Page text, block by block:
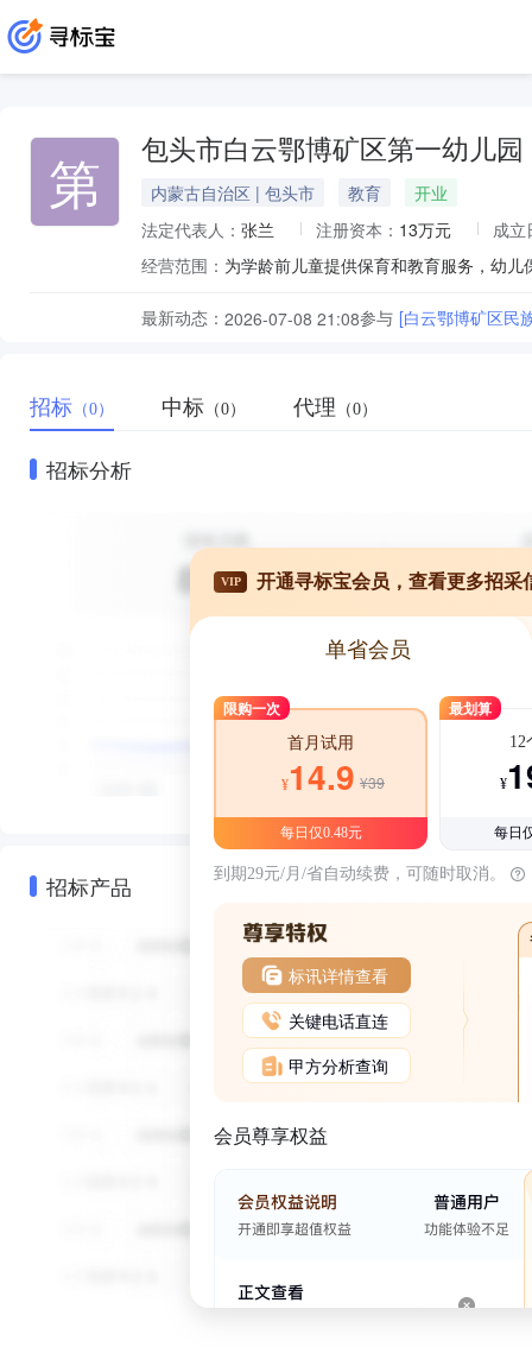
第 包头市白云鄂博矿区第一幼儿园
内蒙古自治区 | 包头市 教育
开业
法定代表人： 张兰 注册资本： 13万元
成立
经营范围：
最新动态： 2026-07-08 21:08参与 [白云鄂博矿区民
招标 （0） 中标 （0） 代理 （0）
招标分析
招标产品
VIP 开通寻标宝会员，查看更多招采
单省会员
限购一次
首月试用
¥14.9 ¥39
每日仅0.48元
最划算
12
¥
每日
到期29元/月/省自动续费，可随时取消。
标讯详情查看
关键电话直连
甲方分析查询
会员尊享权益